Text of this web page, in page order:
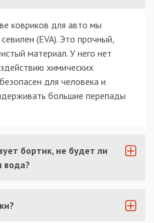
ковриков для авто мы
(EVA). Это прочный,
материал. У него нет
химических
для человека и
большие перепады
бортик, не будет ли
вода?